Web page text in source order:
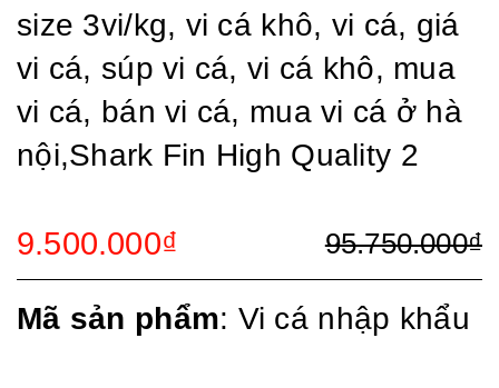
size 3vi/kg, vi cá khô, vi cá, giá
vi cá, súp vi cá, vi cá khô, mua
vi cá, bán vi cá, mua vi cá ở hà
nội,Shark Fin High Quality 2
9.500.000₫ 95.750.000₫
Mã sản phẩm: Vi cá nhập khẩu